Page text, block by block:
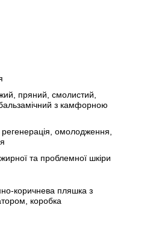
пряний, смолистий,
з камфорною
омолодження,
та проблемної шкіри
коричнева пляшка з
коробка